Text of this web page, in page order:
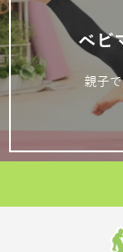
ベビ
親子